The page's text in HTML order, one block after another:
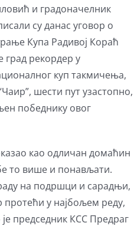
и градоначелник
су данас уговор о
Купа Радивој Кораћ
град рекордер у
куп такмичења,
шести пут узастопно,
победнику овог
као одличан домаћин
то више и понављати.
на подршци и сарадњи,
протећи у најбољем реду,
председник КСС Предраг